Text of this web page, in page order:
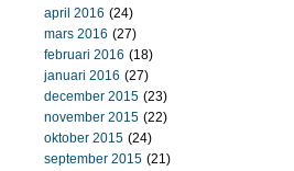
april 2016 (24)
mars 2016 (27)
februari 2016 (18)
januari 2016 (27)
december 2015 (23)
november 2015 (22)
oktober 2015 (24)
september 2015 (21)